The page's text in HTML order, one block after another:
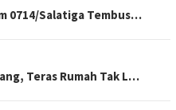
0714/Salatiga Tembus…
Teras Rumah Tak L…